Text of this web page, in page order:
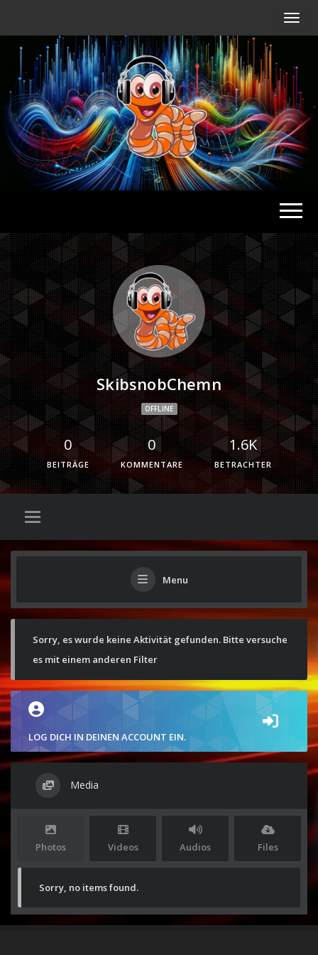
Radio
SkibsnobChemn
OFFLINE
0
BEITRÄGE
0
KOMMENTARE
1.6K
BETRACHTER
Menu
Sorry, es wurde keine Aktivität gefunden. Bitte versuche
es mit einem anderen Filter
LOG DICH IN DEINEN ACCOUNT EIN.
Media
Photos Videos Audios Files
Sorry, no items found.